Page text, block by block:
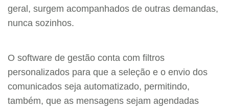
geral, surgem acompanhados de outras demandas,
nunca sozinhos.
O software de gestão conta com filtros
personalizados para que a seleção e o envio dos
comunicados seja automatizado, permitindo,
também, que as mensagens sejam agendadas